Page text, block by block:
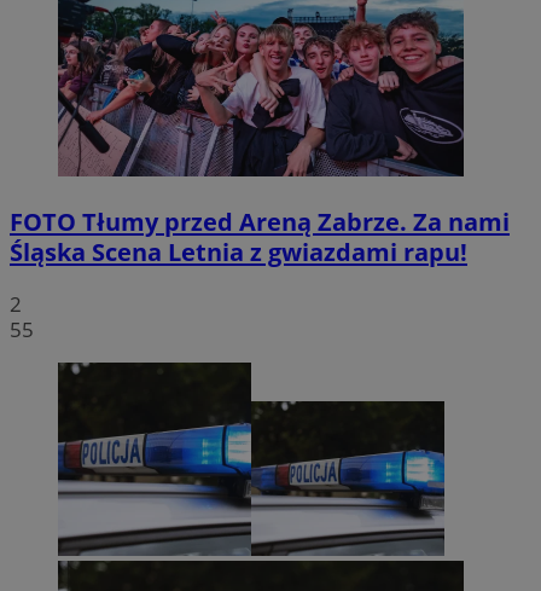
FOTO Tłumy przed Areną Zabrze. Za nami
Śląska Scena Letnia z gwiazdami rapu!
2
55